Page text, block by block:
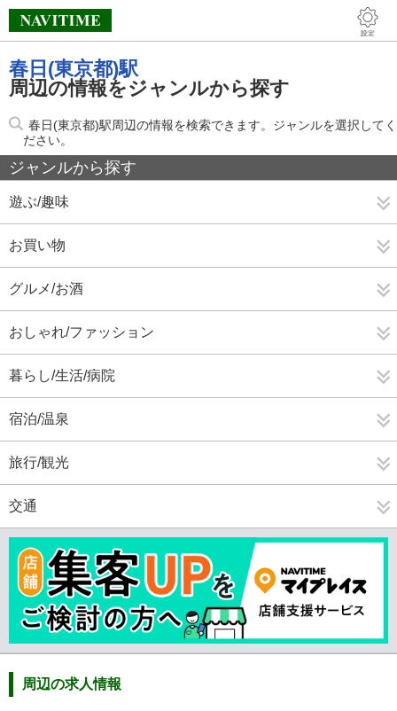
春日(東京都)駅
周辺の情報をジャンルから探す
春日(東京都)駅周辺の情報を検索できます。ジャンルを選択してく
ださい。
ジャンルから探す
遊ぶ/趣味
お買い物
グルメ/お酒
おしゃれ/ファッション
暮らし/生活/病院
宿泊/温泉
旅行/観光
交通
周辺の求人情報